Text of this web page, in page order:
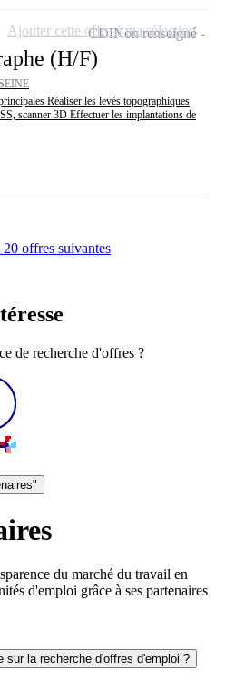
(H/F)
Réaliser les levés topographiques
scanner 3D Effectuer les implantations de
CDINon renseigné
Ajouter cette offre à ma sélection
offres suivantes
de recherche d'offres ?
du marché du travail en
d'emploi grâce à ses partenaires
sur la recherche d'offres d'emploi ?